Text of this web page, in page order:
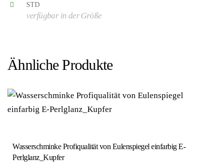
STD
verfügbar in der Größe
Ähnliche Produkte
Wasserschminke Profiqualität von Eulenspiegel einfarbig E-
Perlglanz_Kupfer